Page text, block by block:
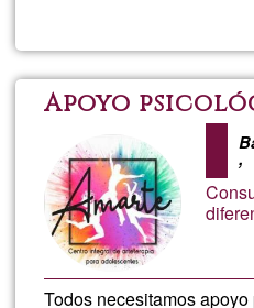
Apoyo
,
Todos necesitamos